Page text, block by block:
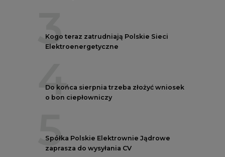
3
Kogo teraz zatrudniają Polskie Sieci
Elektroenergetyczne
4
Do końca sierpnia trzeba złożyć wniosek
o bon ciepłowniczy
5
Spółka Polskie Elektrownie Jądrowe
zaprasza do wysyłania CV